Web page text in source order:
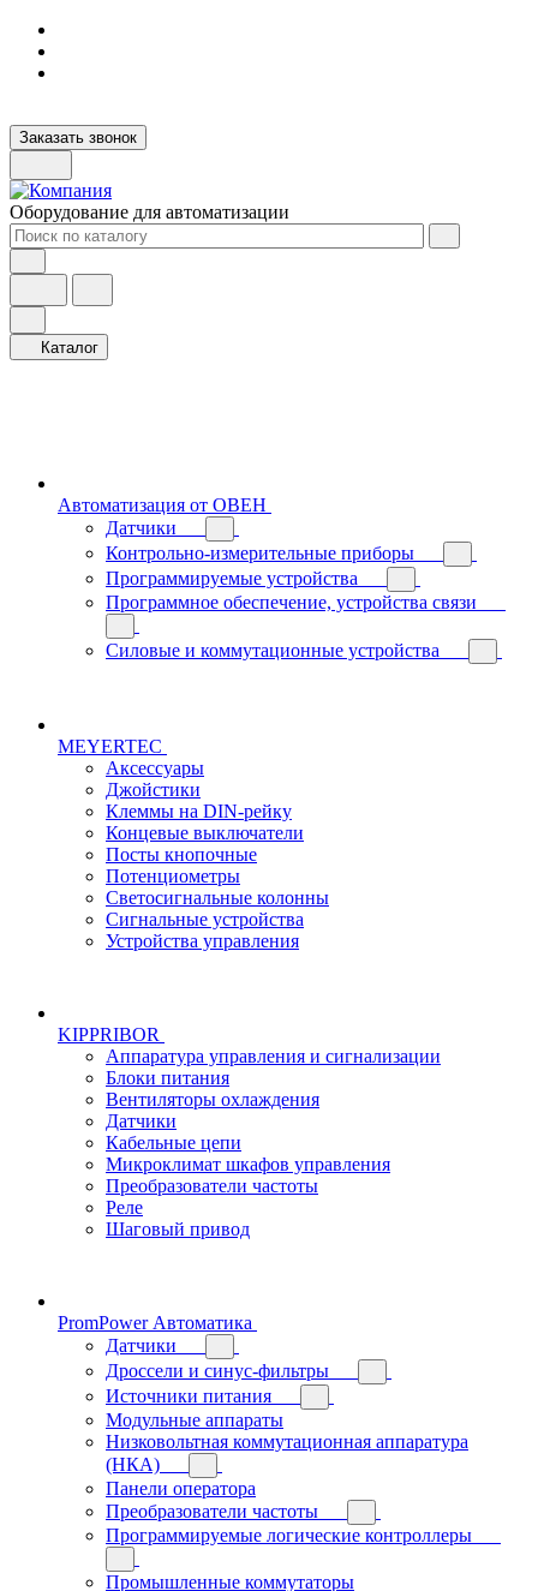
Заказать звонок
Оборудование для автоматизации
Каталог
Автоматизация от ОВЕН
Датчики
Контрольно-измерительные приборы
Программируемые устройства
Программное обеспечение, устройства связи
Силовые и коммутационные устройства
MEYERTEC
Аксессуары
Джойстики
Клеммы на DIN-рейку
Концевые выключатели
Посты кнопочные
Потенциометры
Светосигнальные колонны
Сигнальные устройства
Устройства управления
KIPPRIBOR
Аппаратура управления и сигнализации
Блоки питания
Вентиляторы охлаждения
Датчики
Кабельные цепи
Микроклимат шкафов управления
Преобразователи частоты
Реле
Шаговый привод
PromPower Автоматика
Датчики
Дроссели и синус-фильтры
Источники питания
Модульные аппараты
Низковольтная коммутационная аппаратура
(НКА)
Панели оператора
Преобразователи частоты
Программируемые логические контроллеры
Промышленные коммутаторы